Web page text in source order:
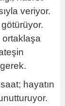
veriyor.
götürüyor.
ortaklaşa
hayatın